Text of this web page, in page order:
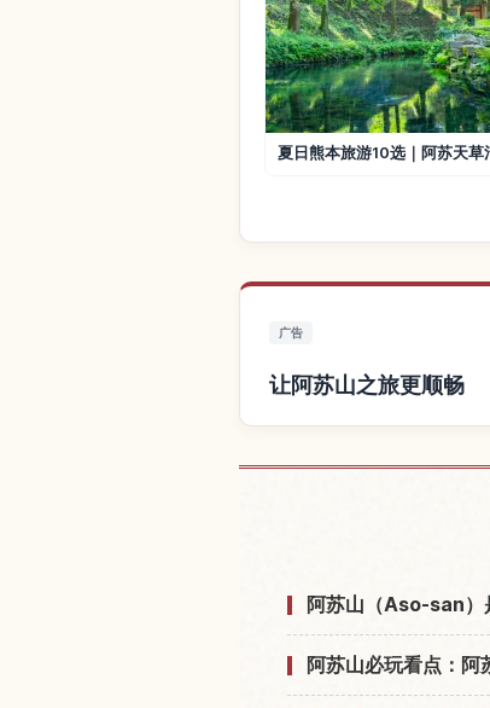
夏日熊本旅游10选｜阿苏天草
广告
让阿苏山之旅更顺畅
阿苏山（Aso-san）
阿苏山必玩看点：阿